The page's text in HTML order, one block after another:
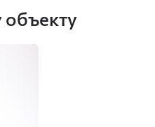
объекту